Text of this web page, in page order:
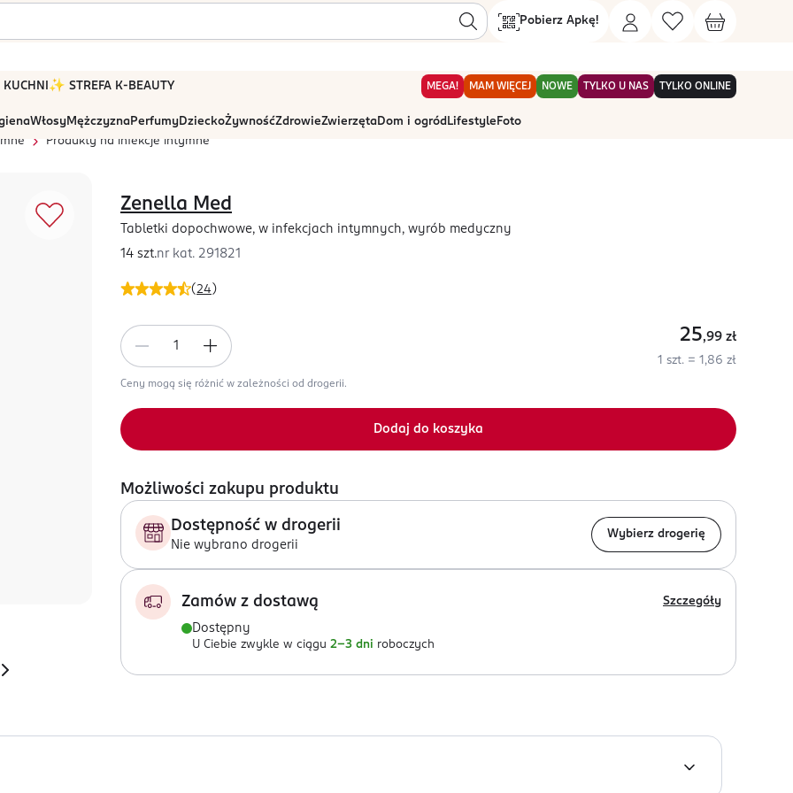
Pobierz Apkę!
KUCHNI ✨ STREFA K-BEAUTY MEGA! MAM WIĘCEJ NOWE TYLKO U NAS TYLKO ONLINE
WłosyMężczyznaPerfumyDzieckoŻywnośćZdrowieZwierzętaDom i ogród Lifestyle Foto
Produkty na infekcje intymne
(24 )
Zenella Med
Tabletki dopochwowe, w infekcjach intymnych, wyrób medyczny
14 szt.nr kat. 291821
25,99 zł
1 szt. = 1,86 zł
Ceny mogą się różnić w zależności od drogerii.
Dodaj do koszyka
Możliwości zakupu produktu
Dostępność w drogerii
Nie wybrano drogerii
Wybierz drogerię
Zamów z dostawą Szczegóły
Dostępny
U Ciebie zwykle w ciągu 2-3 dni roboczych